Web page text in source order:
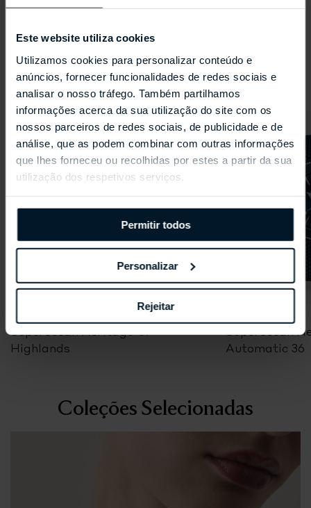
Este website utiliza cookies
Utilizamos cookies para personalizar conteúdo e
anúncios, fornecer funcionalidades de redes sociais e
analisar o nosso tráfego. Também partilhamos
informações acerca da sua utilização do site com os
nossos parceiros de redes sociais, de publicidade e de
análise, que as podem combinar com outras informações
que lhes forneceu ou recolhidas por estes a partir da sua
utilização dos respetivos serviços.
Permitir todos
Personalizar
Rejeitar
Produtos relacionados
Superocean Heritage '57
Highlands
Superocean
Automatic 36
Coleções Selecionadas